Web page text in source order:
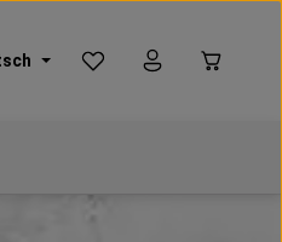
Du hast 0 Produkte